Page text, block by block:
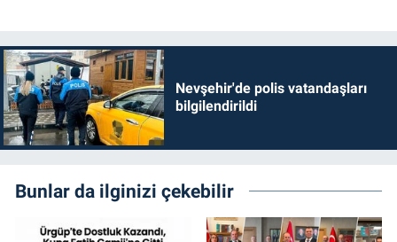
Nevşehir'de polis vatandaşları
bilgilendirildi
Bunlar da ilginizi çekebilir